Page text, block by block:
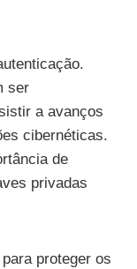
ser
a avanços
cibernéticas.
de
privadas
proteger os